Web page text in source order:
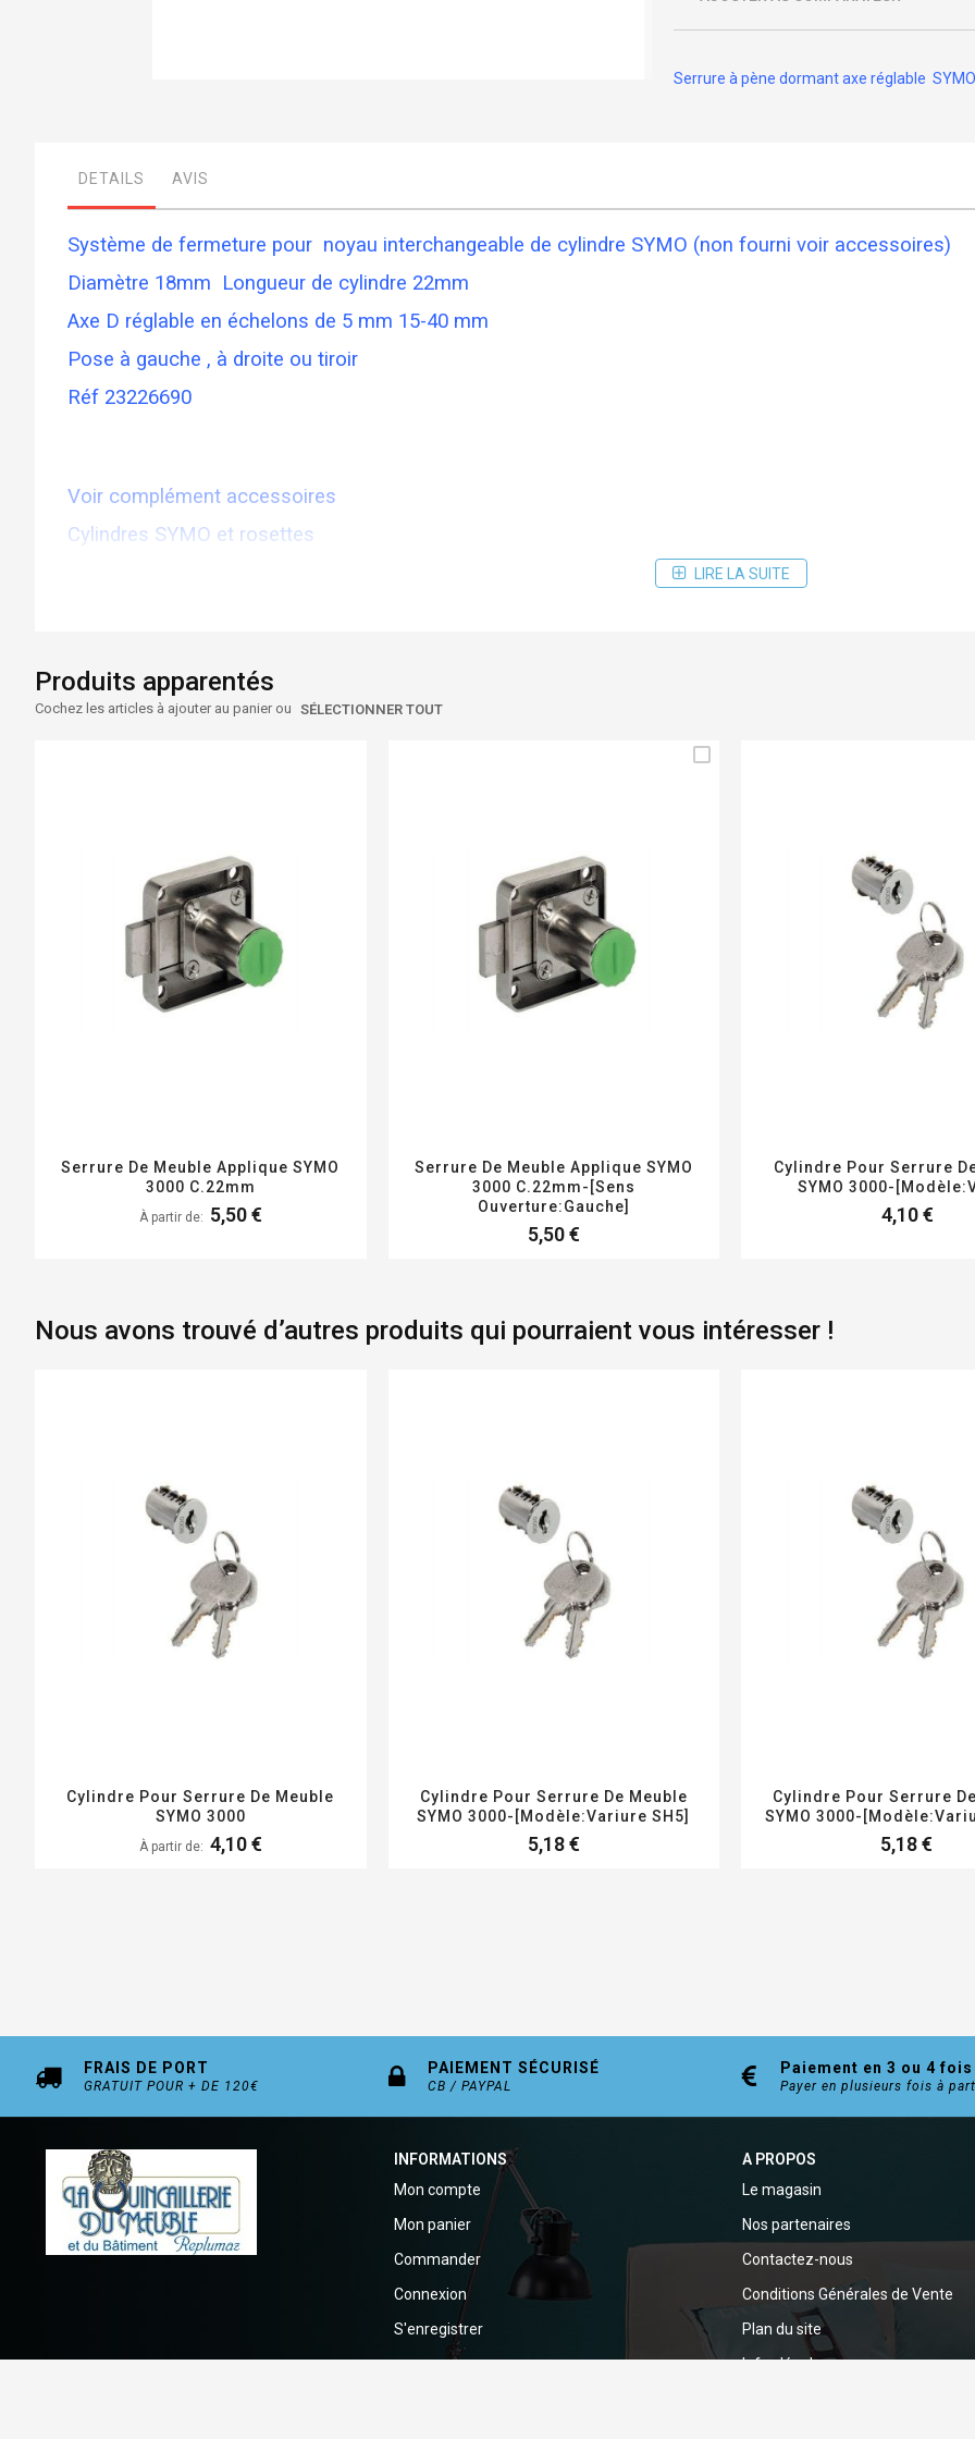
images
Serrure à pène dormant axe réglable
DETAILS
Système de fermeture pour noyau interchangeable de cylindre SYMO (non fourni voir accessoires)
Diamètre 18mm Longueur de cylindre 22mm
Axe D réglable en échelons de 5 mm 15-40 mm
Pose à gauche , à droite ou tiroir
Réf 23226690
Voir complément accessoires
Cylindres SYMO et rosettes
LIRE LA SUITE
AVIS
Produits apparentés
Cochez les articles à ajouter au panier ou SÉLECTIONNER TOUT
Serrure De Meuble Applique SYMO
3000 C.22mm
À partir de 5,50 €
Serrure De Meuble Applique SYMO
3000 C.22mm-[Sens
Ouverture:Gauche]
5,50 €
Cylindre Pour Serrure
SYMO 3000-
4,10 €
Nous avons trouvé d’autres produits qui pourraient vous intéresser !
Cylindre Pour Serrure De Meuble
SYMO 3000
À partir de 4,10 €
Cylindre Pour Serrure De Meuble
SYMO 3000-[Modèle:Variure SH5]
5,18 €
Cylindre Pour Serrure
SYMO 3000-
5,18 €
FRAIS DE PORT
GRATUIT POUR + DE 120€
PAIEMENT SÉCURISÉ
CB / PAYPAL
Paiement en 3 ou 4 fois
Payer en plusieurs fois à
INFORMATIONS
Mon compte
Mon panier
Commander
Connexion
S'enregistrer
A PROPOS
Le magasin
Nos partenaires
Contactez-nous
Conditions Générales de Vente
Plan du site
Infos légales